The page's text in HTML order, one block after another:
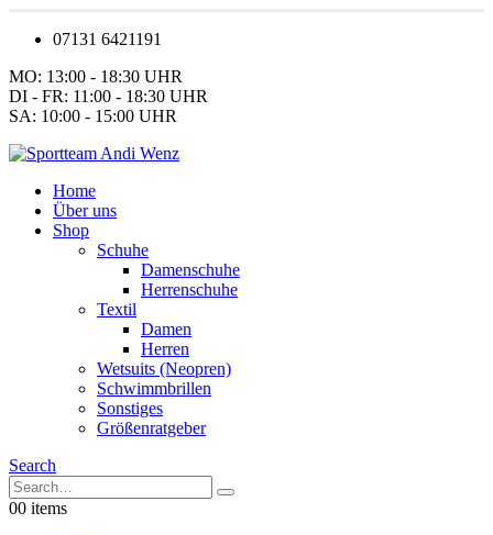
07131 6421191
MO: 13:00 - 18:30 UHR
DI - FR: 11:00 - 18:30 UHR
SA: 10:00 - 15:00 UHR
Home
Über uns
Shop
Schuhe
Damenschuhe
Herrenschuhe
Textil
Damen
Herren
Wetsuits (Neopren)
Schwimmbrillen
Sonstiges
Größenratgeber
Search
00 items